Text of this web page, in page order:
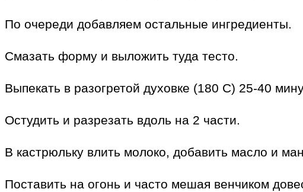
По очереди добавляем остальные ингредиенты.
Смазать форму и выложить туда тесто.
Выпекать в разогретой духовке (180 С) 25-40
Остудить и разрезать вдоль на 2 части.
В кастрюльку влить молоко, добавить масло и
Поставить на огонь и часто мешая венчиком